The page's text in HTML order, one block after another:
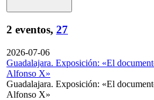
2 eventos, 27
2026-07-06
Guadalajara. Exposición: «El
Alfonso X»
Guadalajara. Exposición: «El
Alfonso X»